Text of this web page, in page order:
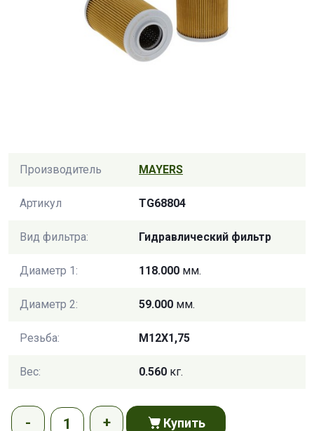
Производитель MAYERS
Артикул TG68804
Вид фильтра: Гидравлический фильтр
Диаметр 1: 118.000 мм.
Диаметр 2: 59.000 мм.
Резьба: M12X1,75
Вес: 0.560 кг.
Купить